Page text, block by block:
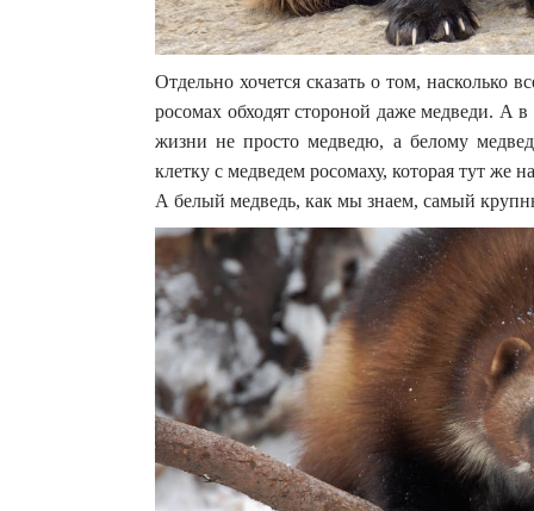
Отдельно хочется сказать о том, насколько
росомах обходят стороной даже медведи. А
жизни не просто медведю, а белому
клетку с медведем росомаху, которая тут же
А белый медведь, как мы знаем, самый